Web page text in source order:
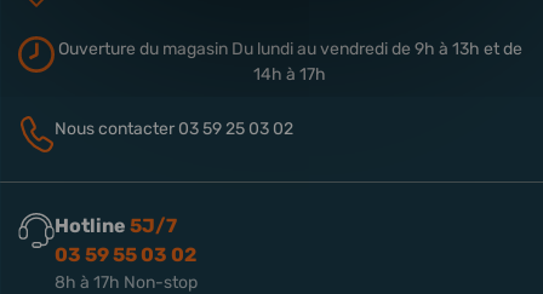
Ouverture du magasinDu lundi au vendredi de 9h à 13h et de
14h à 17h
Nous contacter 03 59 25 03 02
Hotline 5J/7
03 59 55 03 02
8h à 17h Non-stop